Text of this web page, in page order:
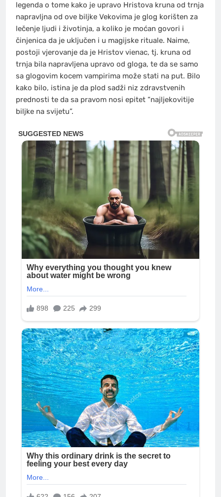
legenda o tome kako je upravo Hristova kruna od trnja
napravljna od ove biljke Vekovima je glog korišten za
lečenje ljudi i životinja, a koliko je moćan govori i
činjenica da je uključen i u magijske rituale. Naime,
postoji vjerovanje da je Hristov vienac, tj. kruna od
trnja bila napravljena upravo od gloga, te da se samo
sa glogovim kocem vampirima može stati na put. Bilo
kako bilo, istina je da plod sadži niz zdravstvenih
prednosti te da sa pravom nosi epitet “najljekovitije
biljke na svijetu”.